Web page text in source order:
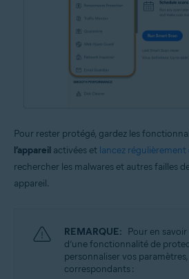
Pour rester protégé, gardez les
l’appareil activées et lancez régulièrement
rechercher les malwares et autres failles
appareil.
REMARQUE: Pour en
d’une fonctionnalité de
personnaliser vos
correspondants :